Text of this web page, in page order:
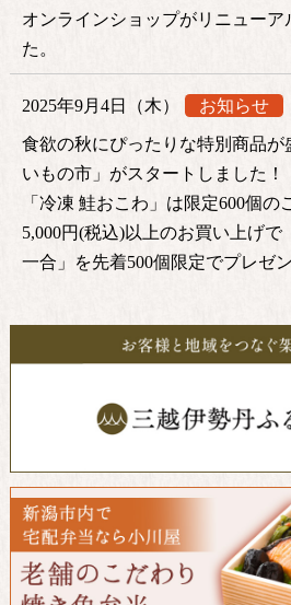
オンラインショップがリニューア
た。
2025年9月4日（木） お知らせ
食欲の秋にぴったりな特別商品が
いもの市」がスタートしました！
「冷凍 鮭おこわ」は限定600個の
5,000円(税込)以上のお買い上げで
一合」を先着500個限定でプレゼ